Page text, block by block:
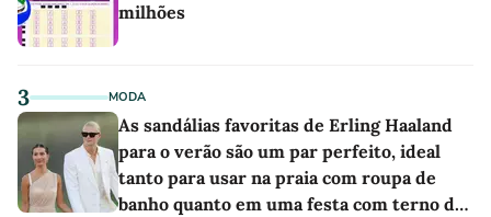
milhões
3 MODA
As sandálias favoritas de Erling Haaland
para o verão são um par perfeito, ideal
tanto para usar na praia com roupa de
banho quanto em uma festa com terno de